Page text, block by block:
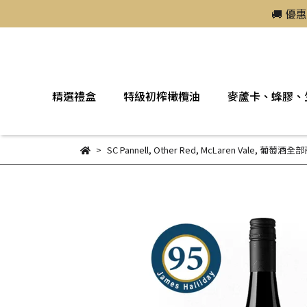
🚚 優
精選禮盒 特級初榨橄欖油 麥蘆卡、蜂膠
SC Pannell, Other Red, McLaren Vale, 葡萄酒全部